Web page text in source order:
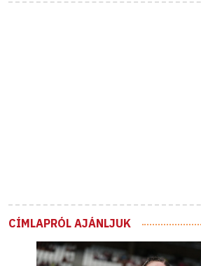
CÍMLAPRÓL AJÁNLJUK